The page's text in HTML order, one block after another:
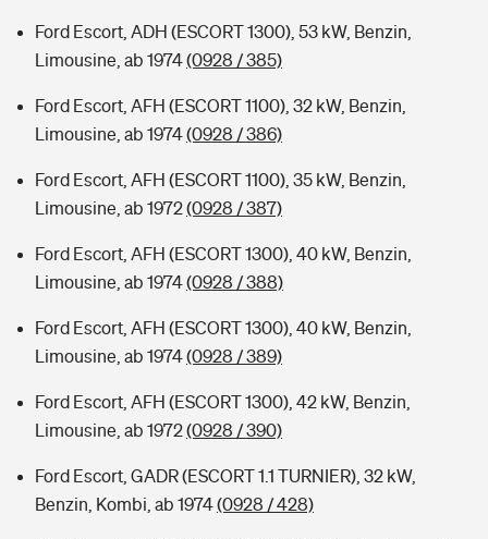
Ford Escort, ADH (ESCORT 1300), 53 kW, Benzin,
Limousine, ab 1974(0928 / 385)
Ford Escort, AFH (ESCORT 1100), 32 kW, Benzin,
Limousine, ab 1974(0928 / 386)
Ford Escort, AFH (ESCORT 1100), 35 kW, Benzin,
Limousine, ab 1972(0928 / 387)
Ford Escort, AFH (ESCORT 1300), 40 kW, Benzin,
Limousine, ab 1974(0928 / 388)
Ford Escort, AFH (ESCORT 1300), 40 kW, Benzin,
Limousine, ab 1974(0928 / 389)
Ford Escort, AFH (ESCORT 1300), 42 kW, Benzin,
Limousine, ab 1972(0928 / 390)
Ford Escort, GADR (ESCORT 1.1 TURNIER), 32 kW,
Benzin, Kombi, ab 1974(0928 / 428)